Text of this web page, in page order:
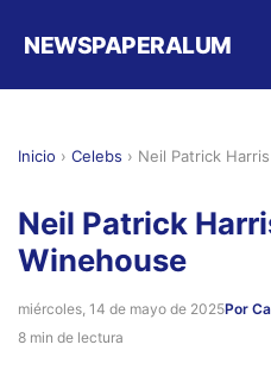
NEWSPAPERALUM
Inicio › Celebs › Neil Patrick
Neil Patrick
Winehouse
miércoles, 14 de mayo de 2025Por
8 min de lectura